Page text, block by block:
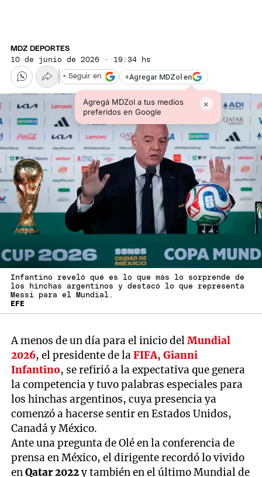
MDZ DEPORTES
10 de junio de 2026 · 19:34 hs
+Agregar MDZol en
Agregá MDZol a tus medios
preferidos en Google
×
+ Seguir en
Infantino reveló qué es lo que más lo sorprende de
los hinchas argentinos y destacó lo que representa
Messi para el Mundial.
EFE
A menos de un día para el inicio delMundial
2026, el presidente de laFIFA,Gianni
Infantino, se refirió a la expectativa que genera
la competencia y tuvo palabras especiales para
los hinchas argentinos, cuya presencia ya
comenzó a hacerse sentir en Estados Unidos,
Canadá y México.
Ante una pregunta de Olé en la conferencia de
prensa en México, el dirigente recordó lo vivido
enQatar 2022y también en el último Mundial de